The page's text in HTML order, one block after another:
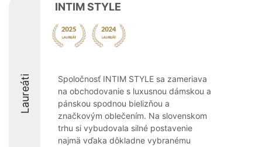
Laureáti
INTIM STYLE
Spoločnosť INTIM STYLE sa zameriava
na obchodovanie s luxusnou dámskou a
pánskou spodnou bielizňou a
značkovým oblečením. Na slovenskom
trhu si vybudovala silné postavenie
najmä vďaka dôkladne vybranému